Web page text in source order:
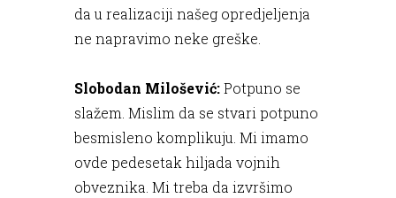
da u realizaciji našeg opredjeljenja
ne napravimo neke greške.
Slobodan Milošević:Potpuno se
slažem. Mislim da se stvari potpuno
besmisleno komplikuju. Mi imamo
ovde pedesetak hiljada vojnih
obveznika. Mi treba da izvršimo